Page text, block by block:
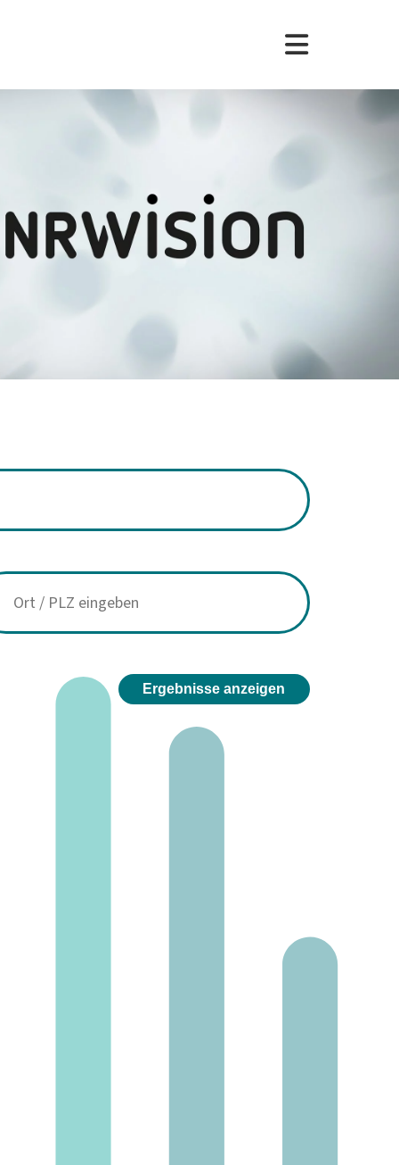
Ergebnisse anzeigen